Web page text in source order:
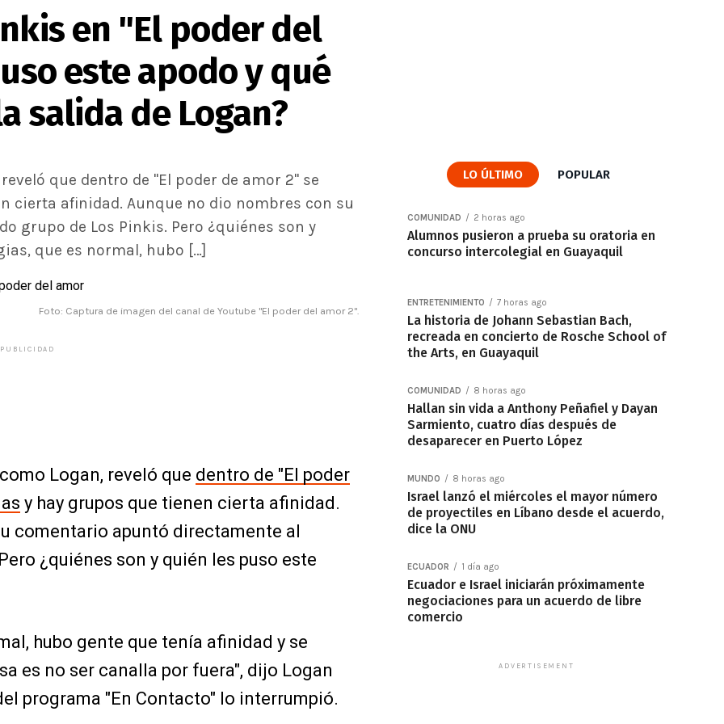
en "El poder del
este apodo y qué
salida de Logan?
que dentro de "El poder de amor 2" se
cierta afinidad. Aunque no dio nombres con su
grupo de Los Pinkis. Pero ¿quiénes son y
que es normal, hubo […]
Foto: Captura de imagen del canal de Youtube "El poder del amor 2".
PUBLICIDAD
Logan, reveló que dentro de "El poder
y hay grupos que tienen cierta afinidad.
comentario apuntó directamente al
¿quiénes son y quién les puso este
hubo gente que tenía afinidad y se
es no ser canalla por fuera", dijo Logan
programa "En Contacto" lo interrumpió.
LO ÚLTIMO POPULAR
COMUNIDAD 2 horas ago
Alumnos pusieron a prueba su oratoria en
concurso intercolegial en Guayaquil
ENTRETENIMIENTO 7 horas ago
La historia de Johann Sebastian Bach,
recreada en concierto de Rosche School of
the Arts, en Guayaquil
COMUNIDAD 8 horas ago
Hallan sin vida a Anthony Peñafiel y Dayan
Sarmiento, cuatro días después de
desaparecer en Puerto López
MUNDO 8 horas ago
Israel lanzó el miércoles el mayor número
de proyectiles en Líbano desde el acuerdo,
dice la ONU
ECUADOR 1 día ago
Ecuador e Israel iniciarán próximamente
negociaciones para un acuerdo de libre
comercio
ADVERTISEMENT